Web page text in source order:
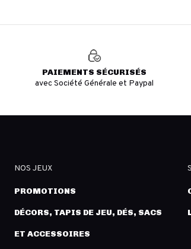
PAIEMENTS SÉCURISÉS
avec Société Générale et Paypal
NOS JEUX
PROMOTIONS
DÉCORS, TAPIS DE JEU, DÉS, SACS
ET ACCESSOIRES